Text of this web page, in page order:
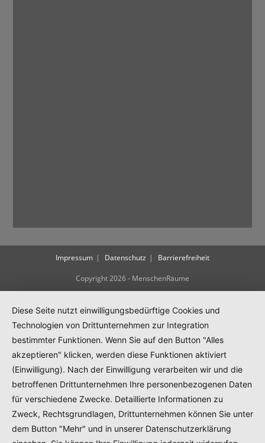
Impressum Datenschutz Barrierefreiheit
Copyright 2026 - MenschenRäume
Diese Seite nutzt einwilligungsbedürftige Cookies und
Technologien von Drittunternehmen zur Integration
bestimmter Funktionen. Wenn Sie auf den Button "Alles
akzeptieren" klicken, werden diese Funktionen aktiviert
(Einwilligung). Nach der Einwilligung verarbeiten wir und die
betroffenen Drittunternehmen Ihre personenbezogenen Daten
für verschiedene Zwecke. Detaillierte Informationen zu
Zweck, Rechtsgrundlagen, Drittunternehmen können Sie unter
dem Button "Mehr" und in unserer Datenschutzerklärung